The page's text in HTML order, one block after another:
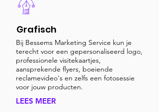
Grafisch
Bij Bessems Marketing Service kun je
terecht voor een gepersonaliseerd logo,
professionele visitekaartjes,
aansprekende flyers, boeiende
reclamevideo's en zelfs een fotosessie
voor jouw producten.
LEES MEER